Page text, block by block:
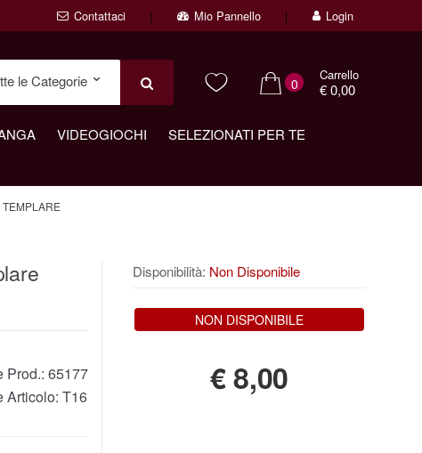
Contattaci Mio Pannello Login
0
Carrello
€ 0,00
VIDEOGIOCHI
SELEZIONATI PER TE
Prod.: 65177
Articolo: T16
Disponibilità: Non Disponibile
NON DISPONIBILE
€8,00